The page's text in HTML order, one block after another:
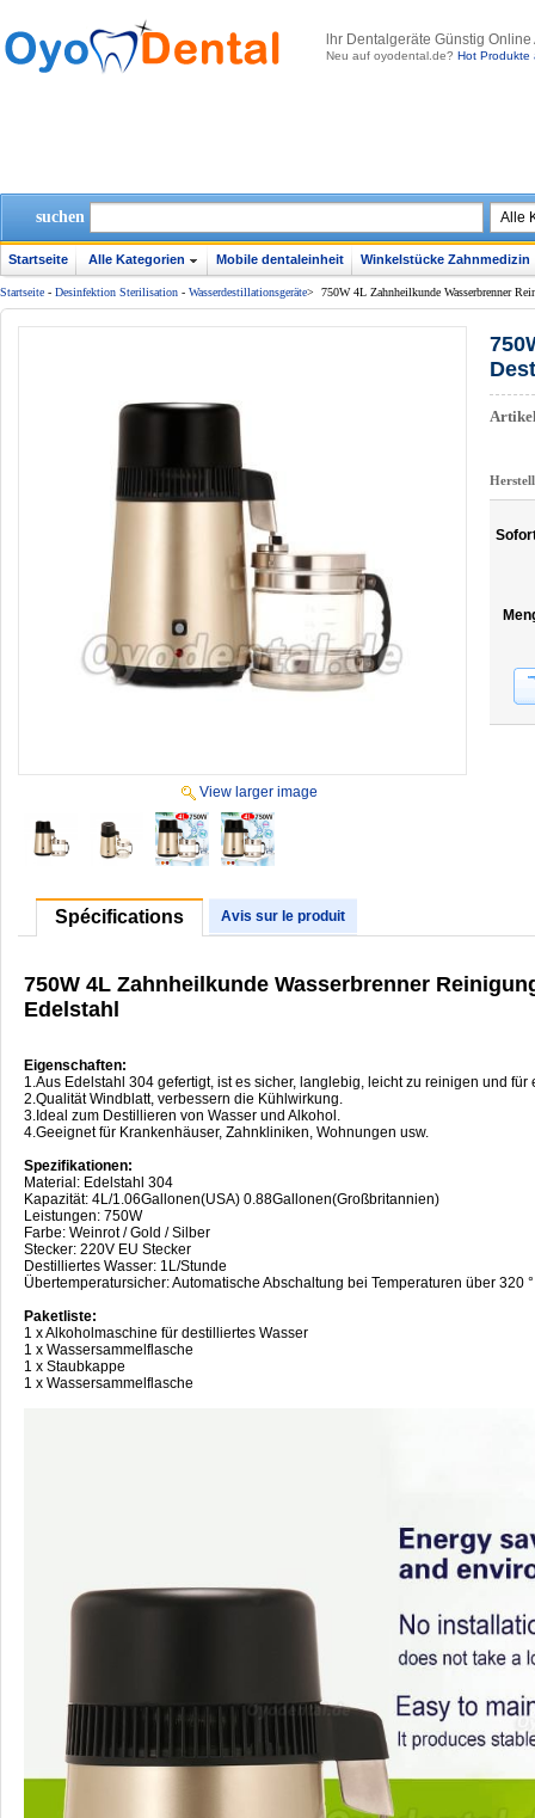
lhr Dentalgeräte Günstig
Neu auf oyodental.de? Hot Produkte
suchen
Startseite Alle Kategorien Mobile dentaleinheit Winkelstücke Zahnmedizin
Startseite - Desinfektion Sterilisation - Wasserdestillationsgeräte> 750W 4L Zahnheilkunde Wasserbrenner
View larger image
Spécifications Avis sur le produit
750W 4L Zahnheilkunde Wasserbrenner
Edelstahl
Eigenschaften:
1.Aus Edelstahl 304 gefertigt, ist es sicher, langlebig, leicht zu reinigen und
2.Qualität Windblatt, verbessern die Kühlwirkung.
3.Ideal zum Destillieren von Wasser und Alkohol.
4.Geeignet für Krankenhäuser, Zahnkliniken, Wohnungen usw.
Spezifikationen:
Material: Edelstahl 304
Kapazität: 4L/1.06Gallonen(USA) 0.88Gallonen(Großbritannien)
Leistungen: 750W
Farbe: Weinrot / Gold / Silber
Stecker: 220V EU Stecker
Destilliertes Wasser: 1L/Stunde
Übertemperatursicher: Automatische Abschaltung bei Temperaturen über 320
Paketliste:
1 x Alkoholmaschine für destilliertes Wasser
1 x Wassersammelflasche
1 x Staubkappe
1 x Wassersammelflasche